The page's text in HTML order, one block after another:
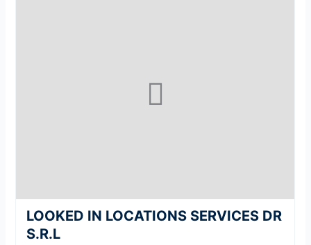
LOOKED IN LOCATIONS SERVICES DR
S.R.L